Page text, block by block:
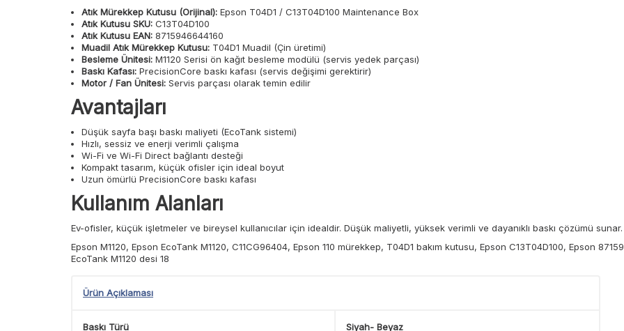
Atık Mürekkep Kutusu (Orijinal): Epson T04D1 / C13T04D100 Maintenance Box
Atık Kutusu SKU: C13T04D100
Atık Kutusu EAN: 8715946644160
Muadil Atık Mürekkep Kutusu: T04D1 Muadil (Çin üretimi)
Besleme Ünitesi: M1120 Serisi ön kağıt besleme modülü (servis yedek parçası)
Baskı Kafası: PrecisionCore baskı kafası (servis değişimi gerektirir)
Motor / Fan Ünitesi: Servis parçası olarak temin edilir
Avantajları
Düşük sayfa başı baskı maliyeti (EcoTank sistemi)
Hızlı, sessiz ve enerji verimli çalışma
Wi-Fi ve Wi-Fi Direct bağlantı desteği
Kompakt tasarım, küçük ofisler için ideal boyut
Uzun ömürlü PrecisionCore baskı kafası
Kullanım Alanları
Ev-ofisler, küçük işletmeler ve bireysel kullanıcılar için idealdir. Düşük maliyetli, yüksek verimli ve dayanıklı baskı çözümü sunar.
Epson M1120, Epson EcoTank M1120, C11CG96404, Epson 110 mürekkep, T04D1 bakım kutusu, Epson C13T04D100, Epson
EcoTank M1120 desi 18
Ürün Açıklaması
Baskı Türü Siyah- Beyaz